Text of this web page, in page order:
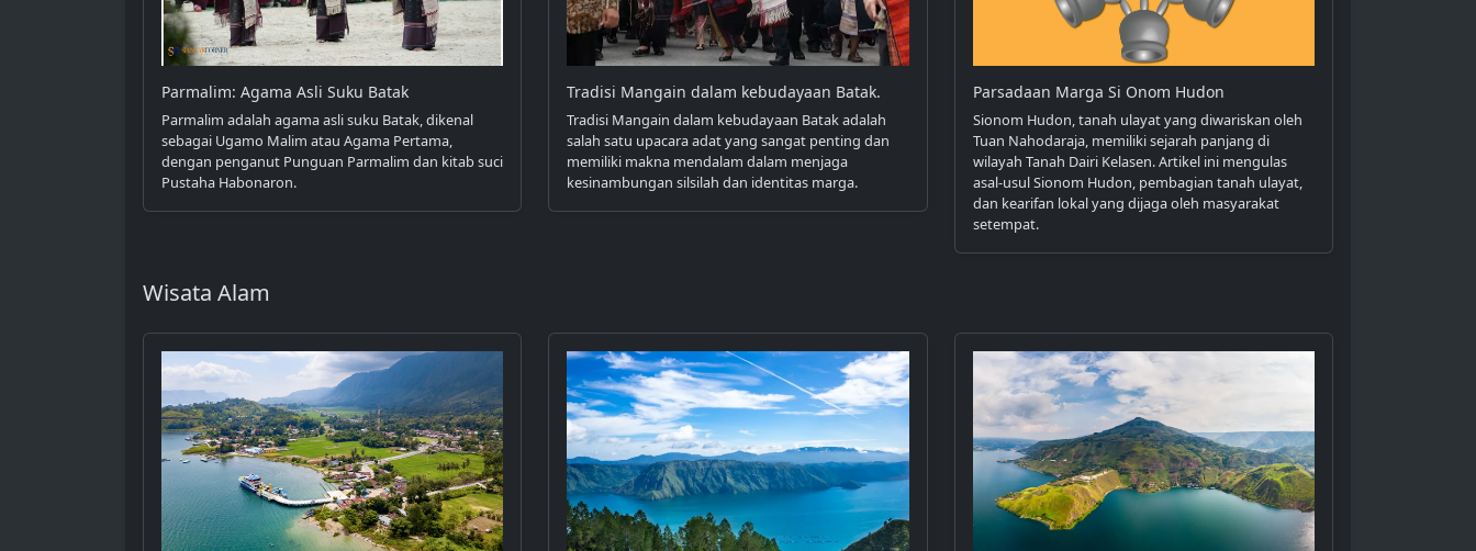
Parmalim: Agama Asli Suku Batak
Parmalim adalah agama asli suku Batak, dikenal
sebagai Ugamo Malim atau Agama Pertama,
dengan penganut Punguan Parmalim dan kitab suci
Pustaha Habonaron.
Tradisi Mangain dalam kebudayaan Batak.
Tradisi Mangain dalam kebudayaan Batak adalah
salah satu upacara adat yang sangat penting dan
memiliki makna mendalam dalam menjaga
kesinambungan silsilah dan identitas marga.
Parsadaan Marga Si Onom Hudon
Sionom Hudon, tanah ulayat yang diwariskan oleh
Tuan Nahodaraja, memiliki sejarah panjang di
wilayah Tanah Dairi Kelasen. Artikel ini mengulas
asal-usul Sionom Hudon, pembagian tanah ulayat,
dan kearifan lokal yang dijaga oleh masyarakat
setempat.
Wisata Alam